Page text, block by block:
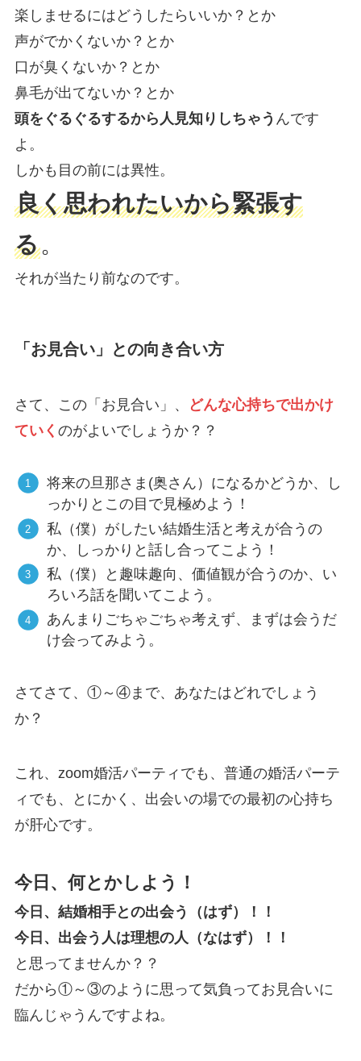
楽しませるにはどうしたらいいか？とか
声がでかくないか？とか
口が臭くないか？とか
鼻毛が出てないか？とか
頭をぐるぐるするから人見知りしちゃう んです
よ。
しかも目の前には異性。
良く思われたいから緊張す
る。
それが当たり前なのです。
「お見合い」との向き合い方
さて、この「お見合い」、
どんな心持ちで出かけ
ていく のがよいでしょうか？？
将来の旦那さま(奥さん）になるかどうか、し
っかりとこの目で見極めよう！
私（僕）がしたい結婚生活と考えが合うの
か、しっかりと話し合ってこよう！
私（僕）と趣味趣向、価値観が合うのか、い
ろいろ話を聞いてこよう。
あんまりごちゃごちゃ考えず、まずは会うだ
け会ってみよう。
さてさて、①～④まで、あなたはどれでしょう
か？
これ、zoom婚活パーティでも、普通の婚活パーテ
ィでも、とにかく、出会いの場での最初の心持ち
が肝心です。
今日、何とかしよう！
今日、結婚相手との出会う（はず）！！
今日、出会う人は理想の人（なはず）！！
と思ってませんか？？
だから①～③のように思って気負ってお見合いに
臨んじゃうんですよね。